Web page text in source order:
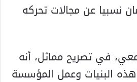
نسبيا عن مجالات تحركه
في تصريح مماثل، أنه
هذه البنيات وعمل المؤسسة